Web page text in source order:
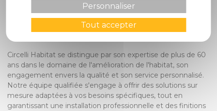
1. Pourquoi devrais-je choisir
Circelli Habitat pour la pose de
mes fenêtres à L'Union ?
Circelli Habitat se distingue par son expertise de plus de 60
ans dans le domaine de l'amélioration de l'habitat, son
engagement envers la qualité et son service personnalisé.
Notre équipe qualifiée s'engage à offrir des solutions sur
mesure adaptées à vos besoins spécifiques, tout en
garantissant une installation professionnelle et des finitions
Tout accepter
Personnaliser